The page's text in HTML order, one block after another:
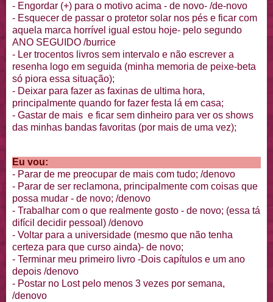
- Engordar (+) para o motivo acima - de novo- /de-novo
- Esquecer de passar o protetor solar nos pés e ficar com
aquela marca horrível igual estou hoje- pelo segundo
ANO SEGUIDO /burrice
- Ler trocentos livros sem intervalo e não escrever a
resenha logo em seguida (minha memoria de peixe-beta
só piora essa situação);
- Deixar para fazer as faxinas de ultima hora,
principalmente quando for fazer festa lá em casa;
- Gastar de mais e ficar sem dinheiro para ver os shows
das minhas bandas favoritas (por mais de uma vez);
Eu vou:
- Parar de me preocupar de mais com tudo; /denovo
- Parar de ser reclamona, principalmente com coisas que
possa mudar - de novo; /denovo
- Trabalhar com o que realmente gosto - de novo; (essa tá
difícil decidir pessoal) /denovo
- Voltar para a universidade (mesmo que não tenha
certeza para que curso ainda)- de novo;
- Terminar meu primeiro livro -Dois capítulos e um ano
depois /denovo
- Postar no Lost pelo menos 3 vezes por semana,
/denovo